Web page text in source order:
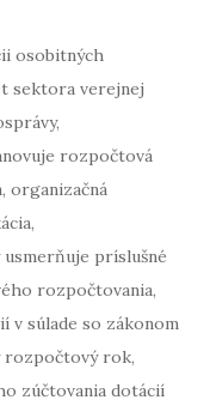
osobitných
sektora verejnej
rozpočtová
organizačná
príslušné
rozpočtovania,
v súlade so zákonom
rozpočtový rok,
zúčtovania dotácií